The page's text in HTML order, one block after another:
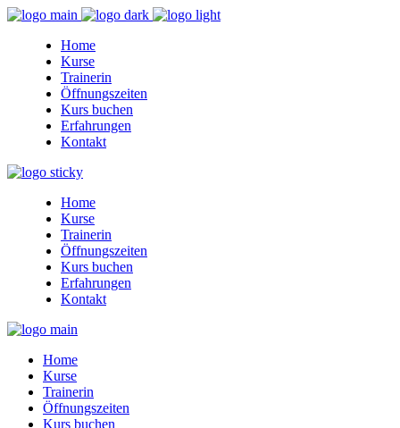
Home
Kurse
Trainerin
Öffnungszeiten
Kurs buchen
Erfahrungen
Kontakt
Home
Kurse
Trainerin
Öffnungszeiten
Kurs buchen
Erfahrungen
Kontakt
Home
Kurse
Trainerin
Öffnungszeiten
Kurs buchen